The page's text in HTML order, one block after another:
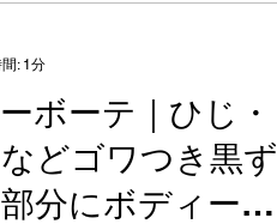
ボーテ｜ひじ・
どゴワつき黒ず
分にボディー用
: 1分